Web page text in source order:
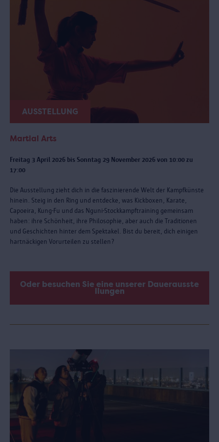
AUSSTELLUNG
Martial Arts
Freitag 3 April 2026 bis Sonntag 29 November 2026 von 10:00 zu
17:00
Die Ausstellung zieht dich in die faszinierende Welt der Kampfkünste
hinein. Steig in den Ring und entdecke, was Kickboxen, Karate,
Capoeira, Kung-Fu und das Nguni-Stockkampftraining gemeinsam
haben: ihre Schönheit, ihre Philosophie, aber auch die Traditionen
und Geschichten hinter dem Spektakel. Bist du bereit, dich einigen
hartnäckigen Vorurteilen zu stellen?
Oder besuchen Sie eine unserer Dauerausste
llungen